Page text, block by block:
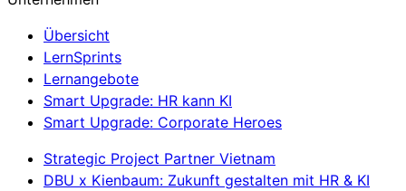
Übersicht
LernSprints
Lernangebote
Smart Upgrade: HR kann KI
Smart Upgrade: Corporate Heroes
Strategic Project Partner Vietnam
DBU x Kienbaum: Zukunft gestalten mit HR & KI